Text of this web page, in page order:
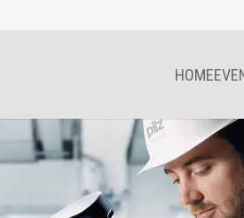
HOME